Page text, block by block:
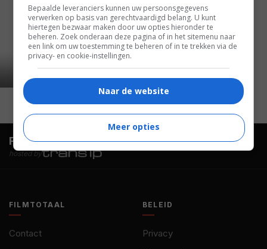
FilmTotaal.Hét online filmoverzicht.
hosted by
FILMTOTAAL
Contact
BELEID
Privacy
Bepaalde leveranciers kunnen uw persoonsgegevens
verwerken op basis van gerechtvaardigd belang. U kunt
hiertegen bezwaar maken door uw opties hieronder te
beheren. Zoek onderaan deze pagina of in het sitemenu naar
een link om uw toestemming te beheren of in te trekken via de
privacy- en cookie-instellingen.
Naar de website
Meer opties